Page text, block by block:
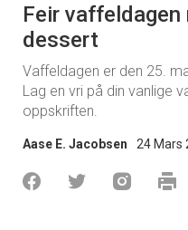
Feir vaffeldagen
dessert
Vaffeldagen er den 25.
Lag en vri på din vanlige
oppskriften.
Aase E. Jacobsen 24 Mars